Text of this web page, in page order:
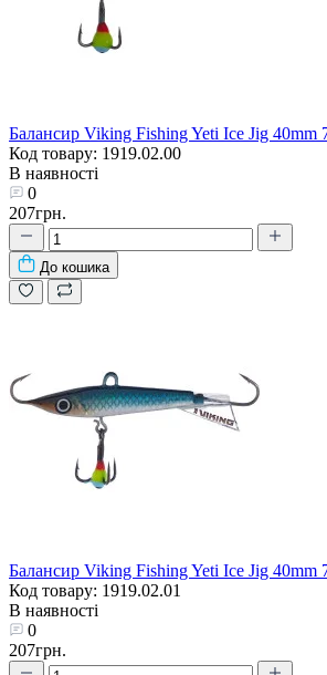
Балансир Viking Fishing Yeti Ice Jig 40mm
Код товару: 1919.02.00
В наявності
0
207грн.
До кошика
Балансир Viking Fishing Yeti Ice Jig 40mm
Код товару: 1919.02.01
В наявності
0
207грн.